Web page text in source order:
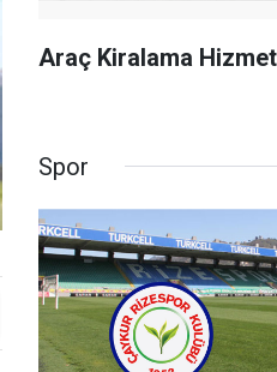
Araç Kiralama
Spor